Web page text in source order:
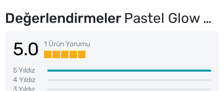
Değerlendirmeler Pastel Glow Liquid Eyeshadow Likit Far 223 Eye-Catching
5.0 1 Ürün Yorumu
5 Yıldız
4 Yıldız
3 Yıldız